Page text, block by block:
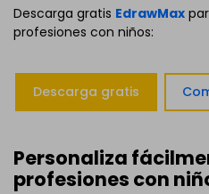
Descarga gratis EdrawMax
profesiones con niños:
Descarga gratis
Personaliza
profesiones con